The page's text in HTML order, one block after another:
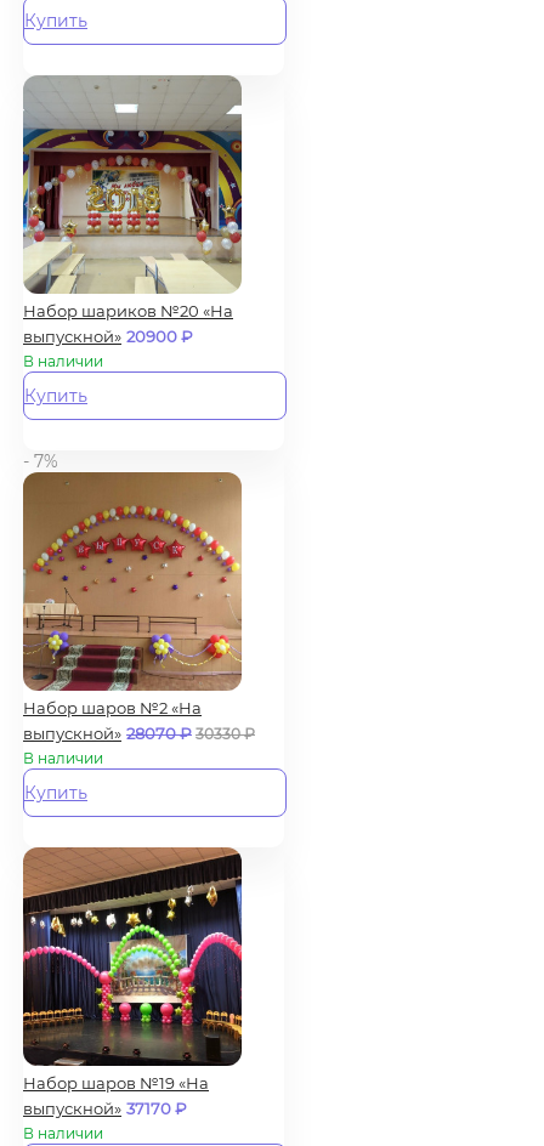
Купить
Набор шариков №20 «На
выпускной» 20900₽
В наличии
Купить
- 7%
Набор шаров №2 «На
выпускной» 28070₽ 30330₽
В наличии
Купить
Набор шаров №19 «На
выпускной» 37170₽
В наличии